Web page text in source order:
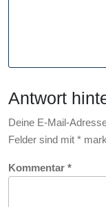
Antwort
Deine E-Mail-
Felder sind mit *
Kommentar *